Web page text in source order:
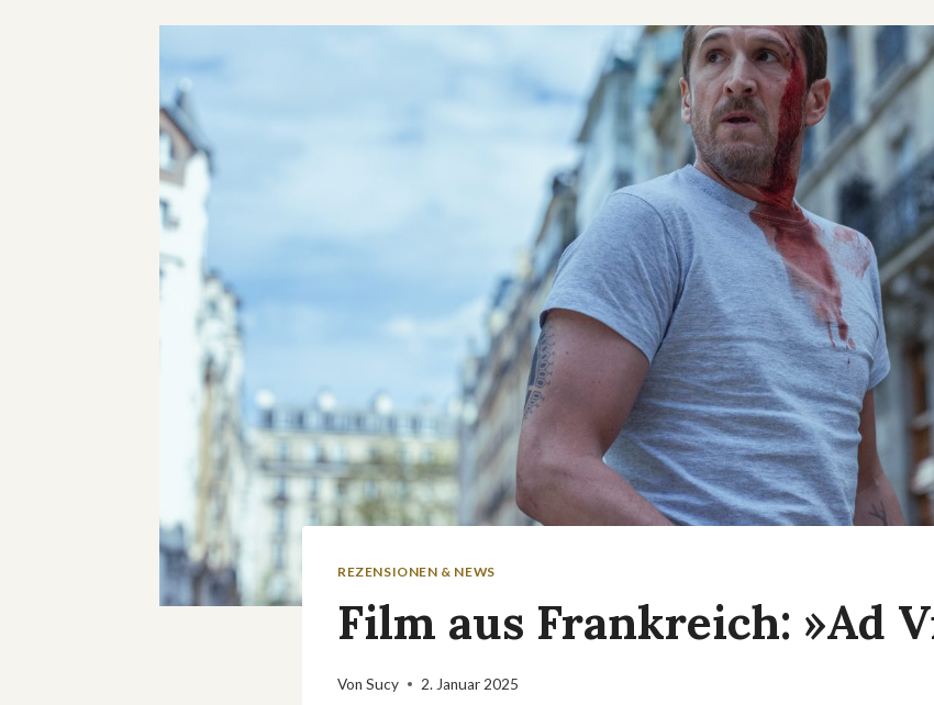
REZENSIONEN & NEWS
Film aus Frankreich: »Ad
Von Sucy 2. Januar 2025